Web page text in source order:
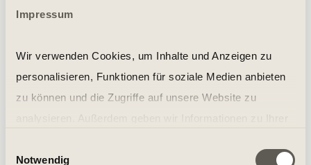
Impressum
Wir verwenden Cookies, um Inhalte und Anzeigen zu
personalisieren, Funktionen für soziale Medien anbieten
zu können und die Zugriffe auf unsere Website zu
soziale Medien, Werbung und Analysen weiter. Unsere
Notwendig